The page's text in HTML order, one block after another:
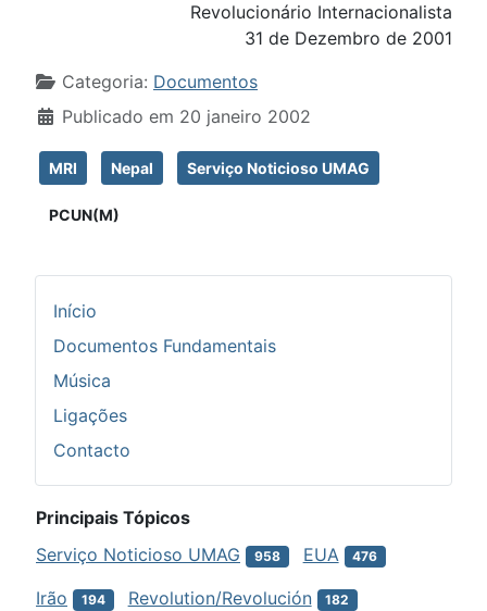
Revolucionário Internacionalista
31 de Dezembro de 2001
Detalhes
Categoria: Documentos
Publicado em 20 janeiro 2002
MRI Nepal Serviço Noticioso UMAG
PCUN(M)
Início
Documentos Fundamentais
Música
Ligações
Contacto
Principais Tópicos
Serviço Noticioso UMAG
958 EUA 476
Irão 194 Revolution/Revolución 182